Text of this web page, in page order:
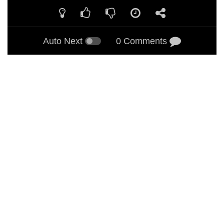
Auto Next 0 Comments